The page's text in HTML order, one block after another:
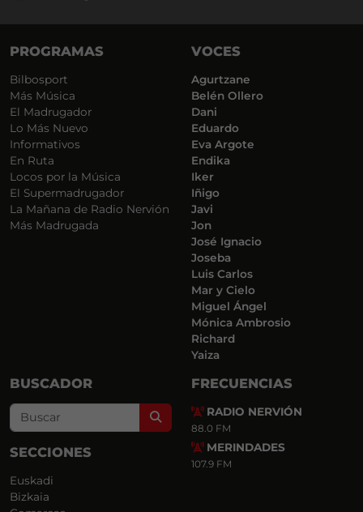
PROGRAMAS
Bilbosport
Más Música
El Madrugador
Lo Más Nuevo
Informativos
En Ruta
Locos por la Música
El Supermadrugador
La Mañana de Radio Nervión
Más Madrugada
VOCES
Agurtzane
Belén Ollero
Dani
Eduardo
Eva Argote
Endika
Iker
Iñigo
Javi
Jon
José Ignacio
Joseba
Luis Carlos
Mar y Cielo
Miguel Ángel
Mónica Ambrosio
Richard
Yaiza
BUSCADOR
Search
SECCIONES
Euskadi
Bizkaia
FRECUENCIAS
RADIO NERVIÓN
88.0 FM
MERINDADES
107.9 FM